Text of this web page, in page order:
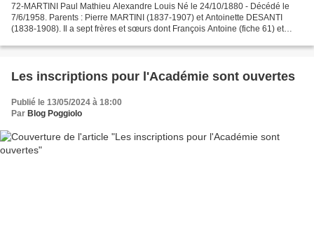
72-MARTINI Paul Mathieu Alexandre Louis Né le 24/10/1880 - Décédé le
7/6/1958. Parents : Pierre MARTINI (1837-1907) et Antoinette DESANTI
(1838-1908). Il a sept frères et sœurs dont François Antoine (fiche 61) et
Les inscriptions pour l'Académie sont ouvertes
Publié le 13/05/2024 à 18:00
Par Blog Poggiolo